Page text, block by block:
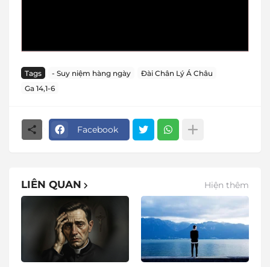
Tags - Suy niệm hàng ngày
Đài Chân Lý Á Châu
Ga 14,1-6
Facebook
LIÊN QUAN Hiện thêm